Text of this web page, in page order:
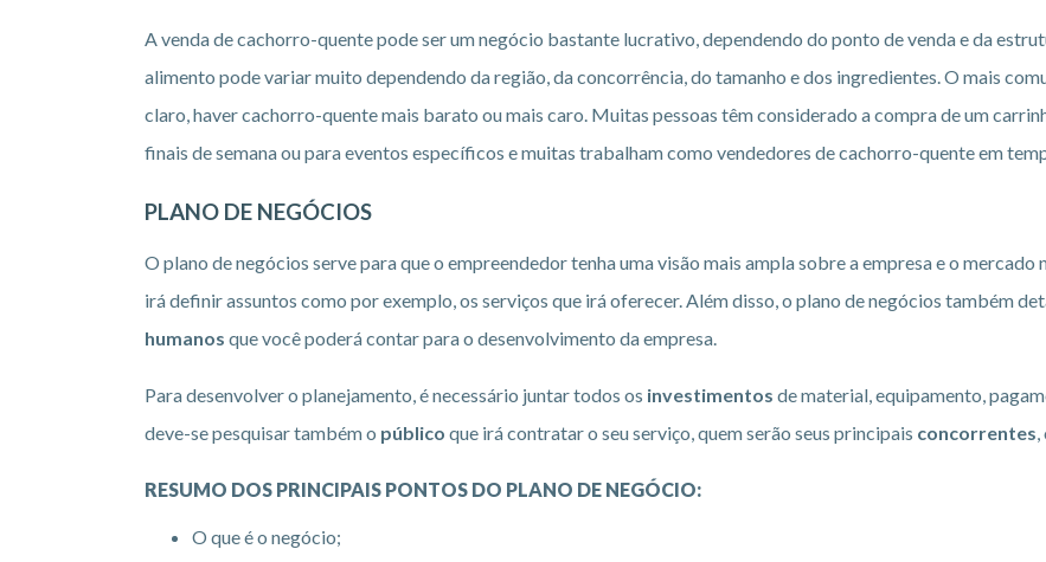
A venda de cachorro-quente pode ser um negócio bastante lucrativo, dependendo do ponto de venda e da
alimento pode variar muito dependendo da região, da concorrência, do tamanho e dos ingredientes. O mais
claro, haver cachorro-quente mais barato ou mais caro. Muitas pessoas têm considerado a compra de um
finais de semana ou para eventos específicos e muitas trabalham como vendedores de cachorro-quente em
PLANO DE NEGÓCIOS
O plano de negócios serve para que o empreendedor tenha uma visão mais ampla sobre a empresa e o mercado
irá definir assuntos como por exemplo, os serviços que irá oferecer. Além disso, o plano de negócios também
humanos que você poderá contar para o desenvolvimento da empresa.
Para desenvolver o planejamento, é necessário juntar todos os investimentos de material, equipamento,
deve-se pesquisar também o público que irá contratar o seu serviço, quem serão seus principais concorrentes,
RESUMO DOS PRINCIPAIS PONTOS DO PLANO DE NEGÓCIO:
O que é o negócio;